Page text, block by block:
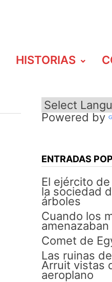
HISTORIAS
Powered by
ENTRADAS
El ejército
la sociedad
árboles
Cuando los
Comet de
Las ruinas
Arruit vistas
aeroplano